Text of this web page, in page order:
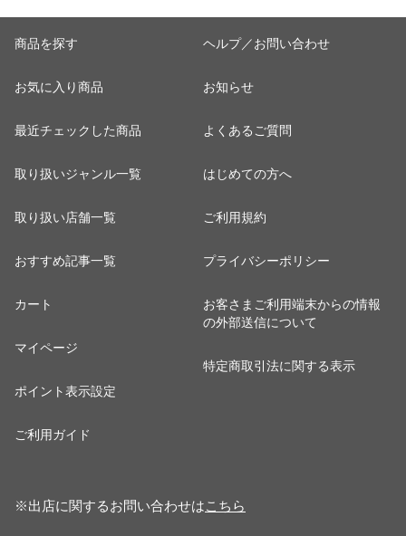
商品を探す
お気に入り商品
最近チェックした商品
取り扱いジャンル一覧
取り扱い店舗一覧
おすすめ記事一覧
カート
マイページ
ポイント表示設定
ご利用ガイド
ヘルプ／お問い合わせ
お知らせ
よくあるご質問
はじめての方へ
ご利用規約
プライバシーポリシー
お客さまご利用端末からの情報
の外部送信について
特定商取引法に関する表示
※出店に関するお問い合わせはこちら